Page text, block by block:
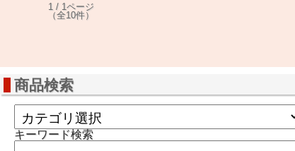
1 / 1ページ
（全10件）
商品検索
キーワード検索